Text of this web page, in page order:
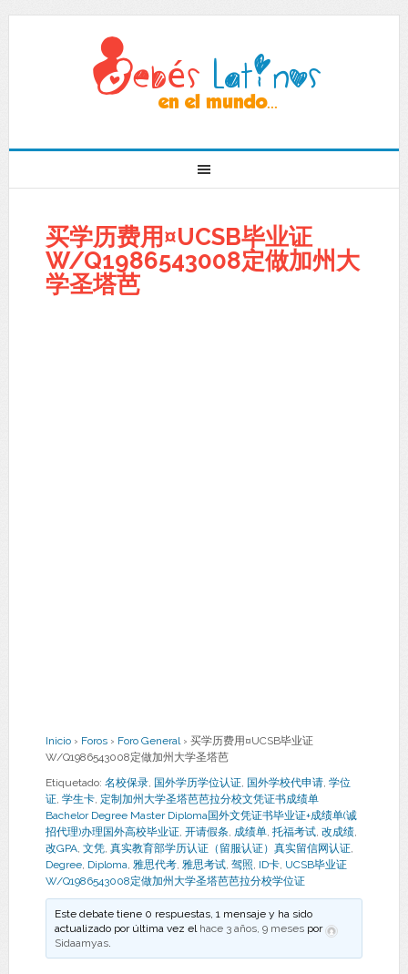
买学历费用¤UCSB毕业证
W/Q1986543008定做加州大
学圣塔芭
Inicio › Foros › Foro General › 买学历费用¤UCSB毕业证
W/Q1986543008定做加州大学圣塔芭
Etiquetado: 名校保录, 国外学历学位认证, 国外学校代申请, 学位
证, 学生卡, 定制加州大学圣塔芭芭拉分校文凭证书成绩单
Bachelor Degree Master Diploma国外文凭证书毕业证+成绩单(诚
招代理)办理国外高校毕业证, 开请假条, 成绩单, 托福考试, 改成绩,
改GPA, 文凭, 真实教育部学历认证（留服认证）真实留信网认证,
Degree, Diploma, 雅思代考, 雅思考试, 驾照, ID卡, UCSB毕业证
W/Q1986543008定做加州大学圣塔芭芭拉分校学位证
Este debate tiene 0 respuestas, 1 mensaje y ha sido
actualizado por última vez el hace 3 años, 9 meses por
Sidaamyas.